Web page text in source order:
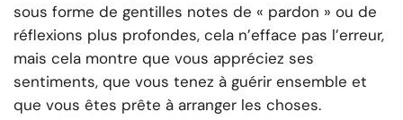
sous forme de gentilles notes de « pardon » ou de
réflexions plus profondes, cela n’efface pas l’erreur,
mais cela montre que vous appréciez ses
sentiments, que vous tenez à guérir ensemble et
que vous êtes prête à arranger les choses.